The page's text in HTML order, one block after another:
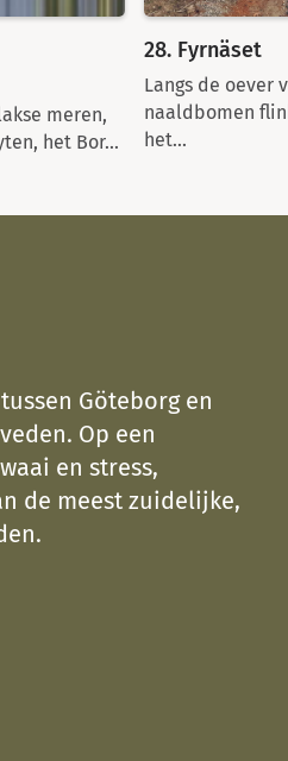
meren,
het Bor...
28. Fyrnäset
Langs de oever
naaldbomen
het...
Göteborg en
Op een
en stress,
de meest zuidelijke,